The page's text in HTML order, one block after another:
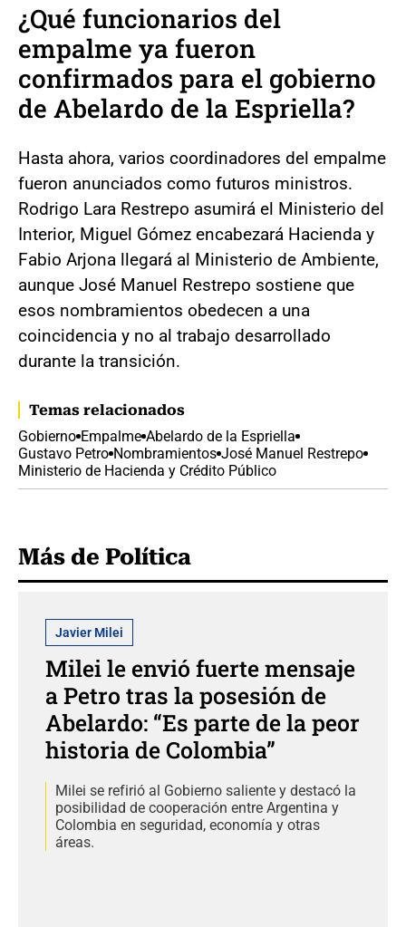
¿Qué funcionarios del
empalme ya fueron
confirmados para el gobierno
de Abelardo de la Espriella?
Hasta ahora, varios coordinadores del empalme
fueron anunciados como futuros ministros.
Rodrigo Lara Restrepo asumirá el Ministerio del
Interior, Miguel Gómez encabezará Hacienda y
Fabio Arjona llegará al Ministerio de Ambiente,
aunque José Manuel Restrepo sostiene que
esos nombramientos obedecen a una
coincidencia y no al trabajo desarrollado
durante la transición.
Temas relacionados
Gobierno Empalme Abelardo de la Espriella
Gustavo Petro Nombramientos José Manuel Restrepo
Ministerio de Hacienda y Crédito Público
Más de Política
Javier Milei
Milei le envió fuerte mensaje
a Petro tras la posesión de
Abelardo: “Es parte de la peor
historia de Colombia”
Milei se refirió al Gobierno saliente y destacó la
posibilidad de cooperación entre Argentina y
Colombia en seguridad, economía y otras
áreas.